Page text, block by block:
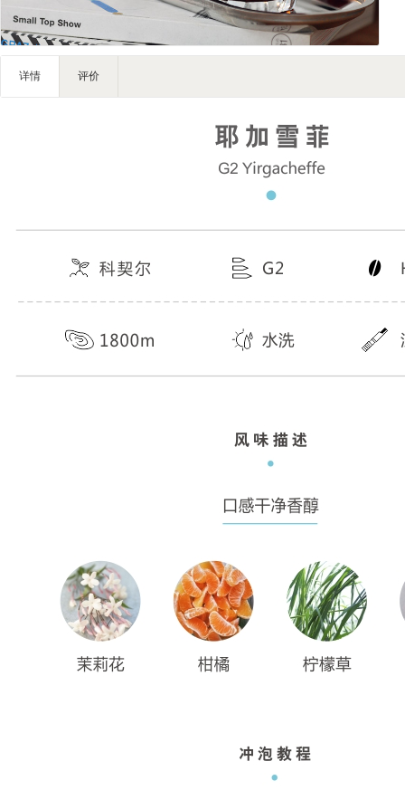
装饰配饰
户外营地
礼品团购
详情 评价